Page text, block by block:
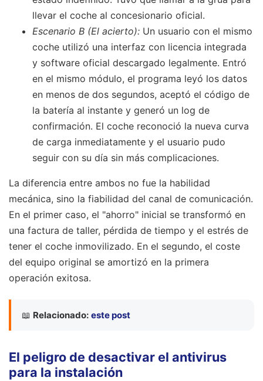
llevar el coche al concesionario oficial.
Escenario B (El acierto): Un usuario con el mismo
coche utilizó una interfaz con licencia integrada
y software oficial descargado legalmente. Entró
en el mismo módulo, el programa leyó los datos
en menos de dos segundos, aceptó el código de
la batería al instante y generó un log de
confirmación. El coche reconoció la nueva curva
de carga inmediatamente y el usuario pudo
seguir con su día sin más complicaciones.
La diferencia entre ambos no fue la habilidad
mecánica, sino la fiabilidad del canal de comunicación.
En el primer caso, el "ahorro" inicial se transformó en
una factura de taller, pérdida de tiempo y el estrés de
tener el coche inmovilizado. En el segundo, el coste
del equipo original se amortizó en la primera
operación exitosa.
📖 Relacionado: este post
El peligro de desactivar el antivirus
para la instalación